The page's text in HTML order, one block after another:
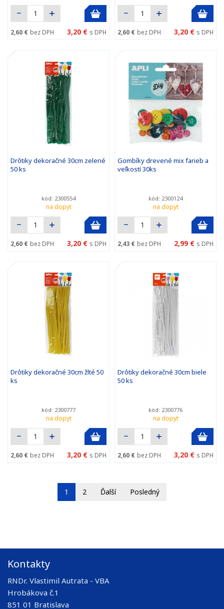
2,60 € bez DPH 3,20 € s DPH 2,60 € bez DPH 3,20 € s DPH
Drôtiky dekoračné 30cm zelené
50 ks
kód: 2300554
na dopyt
2,60 € bez DPH 3,20 € s DPH
Gombíky drevené mix farieb a
veľkostí 30ks
kód: 2300124
na dopyt
2,43 € bez DPH 2,99 € s DPH
Drôtiky dekoračné 30cm žlté 50
ks
kód: 2300777
na dopyt
2,60 € bez DPH 3,20 € s DPH
Drôtiky dekoračné 30cm biele
50 ks
kód: 2300776
na dopyt
2,60 € bez DPH 3,20 € s DPH
1 2 Ďalší Posledný
Kontakty
RNDr. Vlastimil Autrata - VBA
Hrobákova č.1
851 01 Bratislava